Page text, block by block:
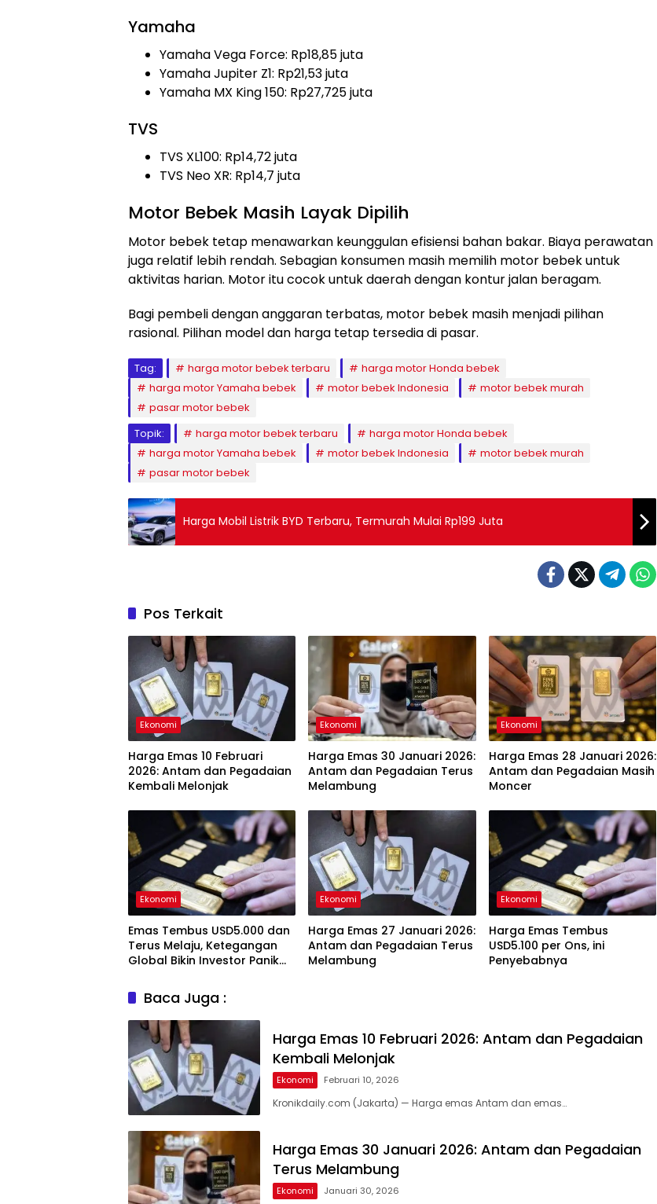
Yamaha
Yamaha Vega Force: Rp18,85 juta
Yamaha Jupiter Z1: Rp21,53 juta
Yamaha MX King 150: Rp27,725 juta
TVS
TVS XL100: Rp14,72 juta
TVS Neo XR: Rp14,7 juta
Motor Bebek Masih Layak Dipilih
Motor bebek tetap menawarkan keunggulan efisiensi bahan bakar. Biaya perawatan
juga relatif lebih rendah. Sebagian konsumen masih memilih motor bebek untuk
aktivitas harian. Motor itu cocok untuk daerah dengan kontur jalan beragam.
Bagi pembeli dengan anggaran terbatas, motor bebek masih menjadi pilihan
rasional. Pilihan model dan harga tetap tersedia di pasar.
Tag: harga motor bebek terbaru
harga motor Honda bebek
harga motor Yamaha bebek
motor bebek Indonesia
motor bebek murah
pasar motor bebek
Topik:
harga motor bebek terbaru
harga motor Honda bebek
harga motor Yamaha bebek
motor bebek Indonesia
motor bebek murah
pasar motor bebek
Harga Mobil Listrik BYD Terbaru, Termurah Mulai Rp199 Juta
Pos Terkait
Ekonomi
Harga Emas 10 Februari
2026: Antam dan Pegadaian
Kembali Melonjak
Ekonomi
Harga Emas 30 Januari 2026:
Antam dan Pegadaian Terus
Melambung
Ekonomi
Harga Emas 28 Januari 2026:
Antam dan Pegadaian Masih
Moncer
Ekonomi
Emas Tembus USD5.000 dan
Terus Melaju, Ketegangan
Global Bikin Investor Panik
Ekonomi
Harga Emas 27 Januari 2026:
Antam dan Pegadaian Terus
Melambung
Ekonomi
Harga Emas Tembus
USD5.100 per Ons, ini
Penyebabnya
Baca Juga :
Harga Emas 10 Februari 2026: Antam dan Pegadaian
Kembali Melonjak
Ekonomi Februari 10, 2026
Kronikdaily.com (Jakarta) — Harga emas Antam dan emas…
Harga Emas 30 Januari 2026: Antam dan Pegadaian
Terus Melambung
Ekonomi Januari 30, 2026